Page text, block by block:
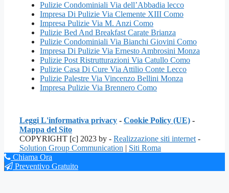
Pulizie Condominiali Via dell’Abbadia lecco
Impresa Di Pulizie Via Clemente XIII Como
Impresa Pulizie Via M. Anzi Como
Pulizie Bed And Breakfast Carate Brianza
Pulizie Condominiali Via Bianchi Giovini Como
Impresa Di Pulizie Via Ernesto Ambrosini Monza
Pulizie Post Ristrutturazioni Via Catullo Como
Pulizie Casa Di Cure Via Attilio Conte Lecco
Pulizie Palestre Via Vincenzo Bellini Monza
Impresa Pulizie Via Brennero Como
Leggi L'informativa privacy - Cookie Policy (UE) -
Mappa del Sito
COPYRIGHT [c] 2023 by - Realizzazione siti internet -
Solution Group Communication | Siti Roma
Chiama Ora
Preventivo Gratuito